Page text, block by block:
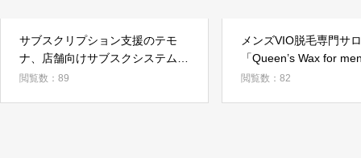
サブスクリプション支援のテモ
ナ、店舗向けサブスクシステム
「サブスク＠(サブスクアット)」
閲覧数：89
メンズVIO脱毛専門サ
「Queen’s Wax for
い脱毛ニーズにお応え
閲覧数：82